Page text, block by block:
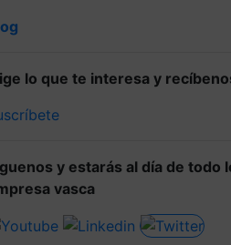
lo que te interesa y
y estarás al día de todo
vasca